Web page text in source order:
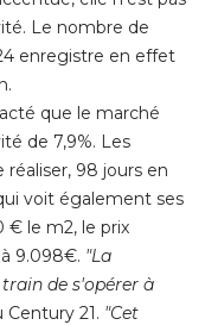
Le nombre de
enregistre en effet
que le marché
de 7,9%. Les
98 jours en
voit également ses
€ le m2, le prix
9.098€. "La
de s'opérer à
21. "Cet